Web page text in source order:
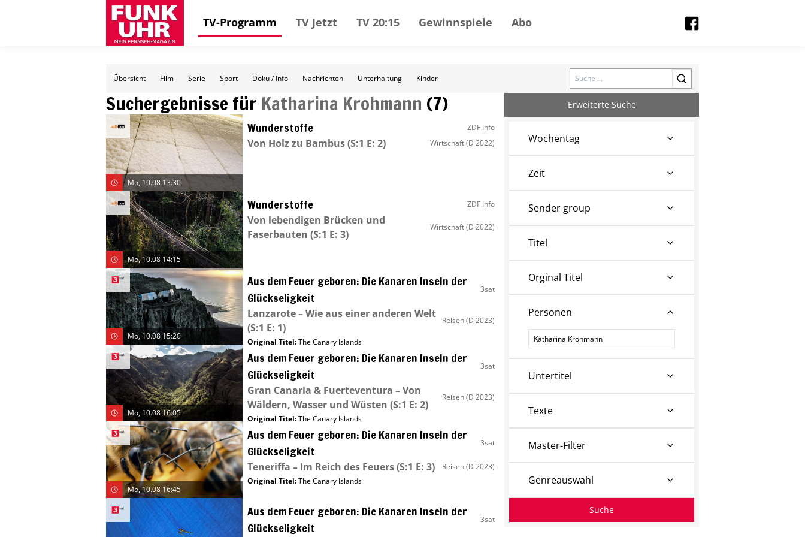
TV-Programm TV Jetzt TV 20:15 Gewinnspiele Abo
Übersicht Film Serie Sport Doku / Info Nachrichten Unterhaltung Kinder Search
Suchergebnisse für Katharina Krohmann (7)
Mo, 10.08 13:30
Wunderstoffe ZDF Info
Von Holz zu Bambus(S:1 E: 2) Wirtschaft(D 2022)
Mo, 10.08 14:15
Wunderstoffe ZDF Info
Von lebendigen Brücken und
Faserbauten (S:1 E: 3)
Wirtschaft(D 2022)
Mo, 10.08 15:20
Aus dem Feuer geboren: Die Kanaren Inseln der
Glückseligkeit
3sat
Lanzarote – Wie aus einer anderen Welt
(S:1 E: 1)
Reisen(D 2023)
Original Titel:The Canary Islands
Mo, 10.08 16:05
Aus dem Feuer geboren: Die Kanaren Inseln der
Glückseligkeit
3sat
Gran Canaria & Fuerteventura – Von
Wäldern, Wasser und Wüsten (S:1 E: 2)
Reisen(D 2023)
Original Titel:The Canary Islands
Mo, 10.08 16:45
Aus dem Feuer geboren: Die Kanaren Inseln der
Glückseligkeit
3sat
Teneriffa – Im Reich des Feuers(S:1 E: 3) Reisen(D 2023)
Original Titel:The Canary Islands
Aus dem Feuer geboren: Die Kanaren Inseln der
Glückseligkeit
3sat
Erweiterte Suche
Wochentag
Zeit
Sender group
Titel
Orginal Titel
Personen
Personen
Untertitel
Texte
Master-Filter
Genreauswahl
Suche